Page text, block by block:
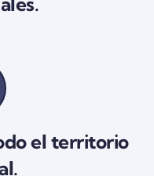
el territorio